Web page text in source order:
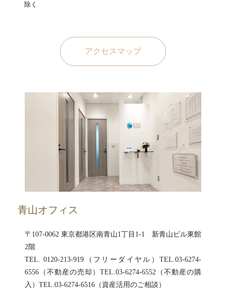
除く
アクセスマップ
青山オフィス
〒107-0062 東京都港区南青山1丁目1-1 新青山ビル東館
2階
TEL. 0120-213-919（フリーダイヤル）TEL.03-6274-
6556（不動産の売却）TEL.03-6274-6552（不動産の購
入）TEL.03-6274-6516（資産活用のご相談）